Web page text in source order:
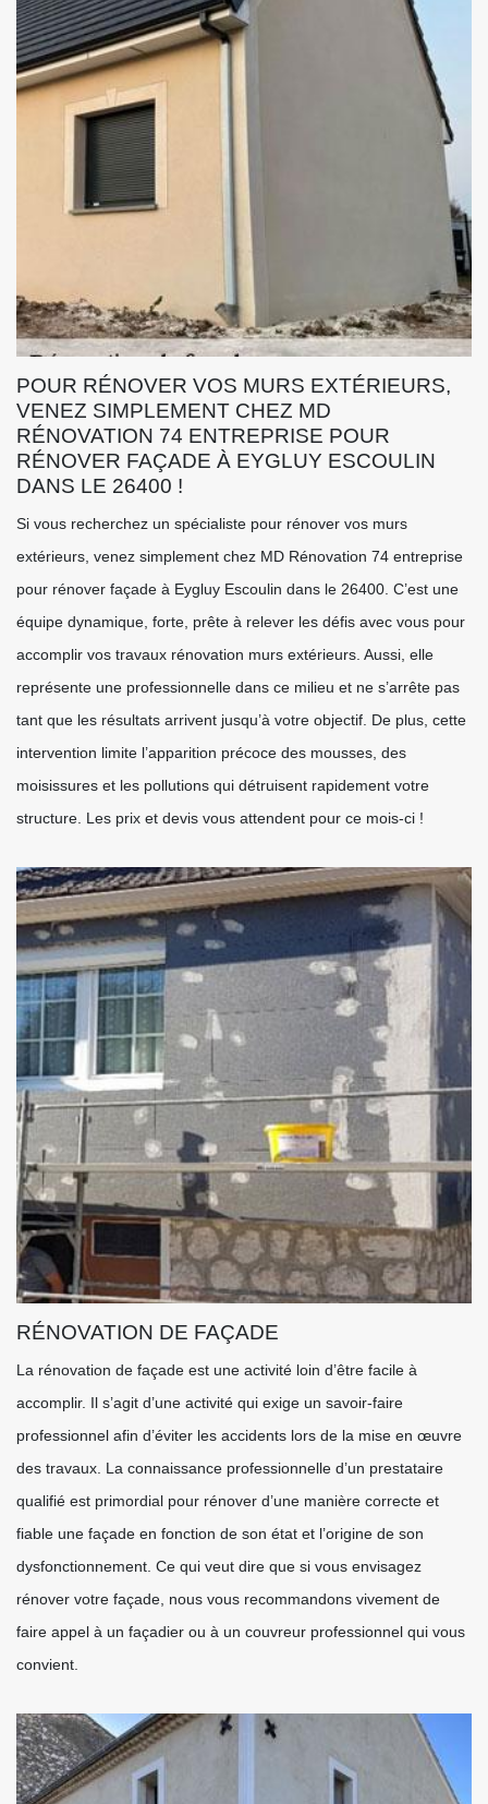
POUR RÉNOVER VOS MURS EXTÉRIEURS,
VENEZ SIMPLEMENT CHEZ MD
RÉNOVATION 74 ENTREPRISE POUR
RÉNOVER FAÇADE À EYGLUY ESCOULIN
DANS LE 26400 !
Si vous recherchez un spécialiste pour rénover vos murs
extérieurs, venez simplement chez MD Rénovation 74 entreprise
pour rénover façade à Eygluy Escoulin dans le 26400. C’est une
équipe dynamique, forte, prête à relever les défis avec vous pour
accomplir vos travaux rénovation murs extérieurs. Aussi, elle
représente une professionnelle dans ce milieu et ne s’arrête pas
tant que les résultats arrivent jusqu’à votre objectif. De plus, cette
intervention limite l’apparition précoce des mousses, des
moisissures et les pollutions qui détruisent rapidement votre
structure. Les prix et devis vous attendent pour ce mois-ci !
RÉNOVATION DE FAÇADE
La rénovation de façade est une activité loin d’être facile à
accomplir. Il s’agit d’une activité qui exige un savoir-faire
professionnel afin d’éviter les accidents lors de la mise en œuvre
des travaux. La connaissance professionnelle d’un prestataire
qualifié est primordial pour rénover d’une manière correcte et
fiable une façade en fonction de son état et l’origine de son
dysfonctionnement. Ce qui veut dire que si vous envisagez
rénover votre façade, nous vous recommandons vivement de
faire appel à un façadier ou à un couvreur professionnel qui vous
convient.